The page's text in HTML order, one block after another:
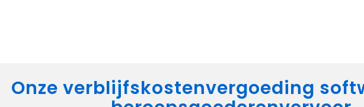
Onze verblijfskostenvergoeding